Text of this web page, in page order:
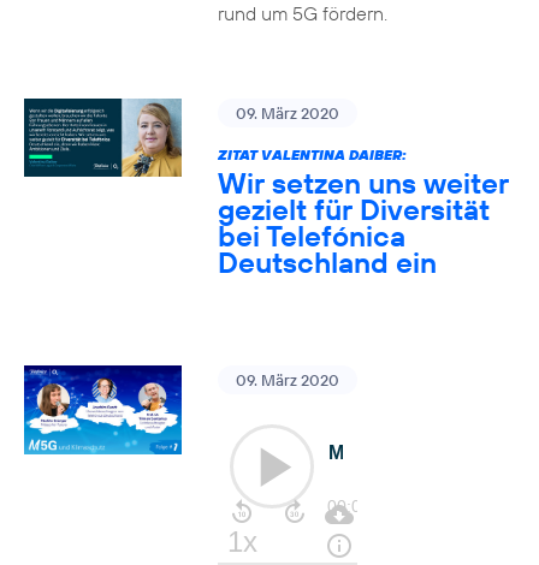
rund um 5G fördern.
09. März 2020
ZITAT VALENTINA DAIBER:
Wir setzen uns weiter
gezielt für Diversität
bei Telefónica
Deutschland ein
09. März 2020